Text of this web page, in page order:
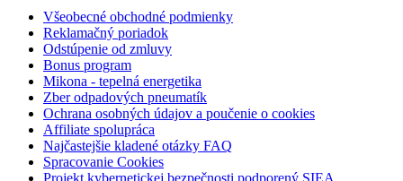
Všeobecné obchodné podmienky
Reklamačný poriadok
Odstúpenie od zmluvy
Bonus program
Mikona - tepelná energetika
Zber odpadových pneumatík
Ochrana osobných údajov a poučenie o cookies
Affiliate spolupráca
Najčastejšie kladené otázky FAQ
Spracovanie Cookies